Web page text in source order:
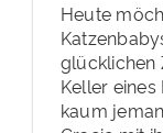
Heute
glücklichen
Keller
kaum